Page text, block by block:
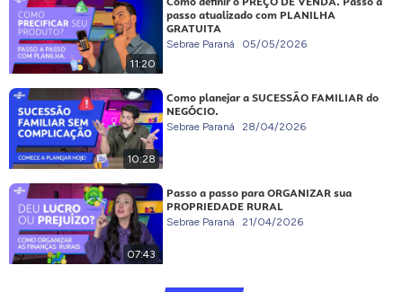
11:20
passo atualizado com PLANILHA
GRATUITA
Sebrae Paraná 05/05/2026
10:28
Como planejar a SUCESSÃO FAMILIAR do
NEGÓCIO.
Sebrae Paraná 28/04/2026
07:43
Passo a passo para ORGANIZAR sua
PROPRIEDADE RURAL
Sebrae Paraná 21/04/2026